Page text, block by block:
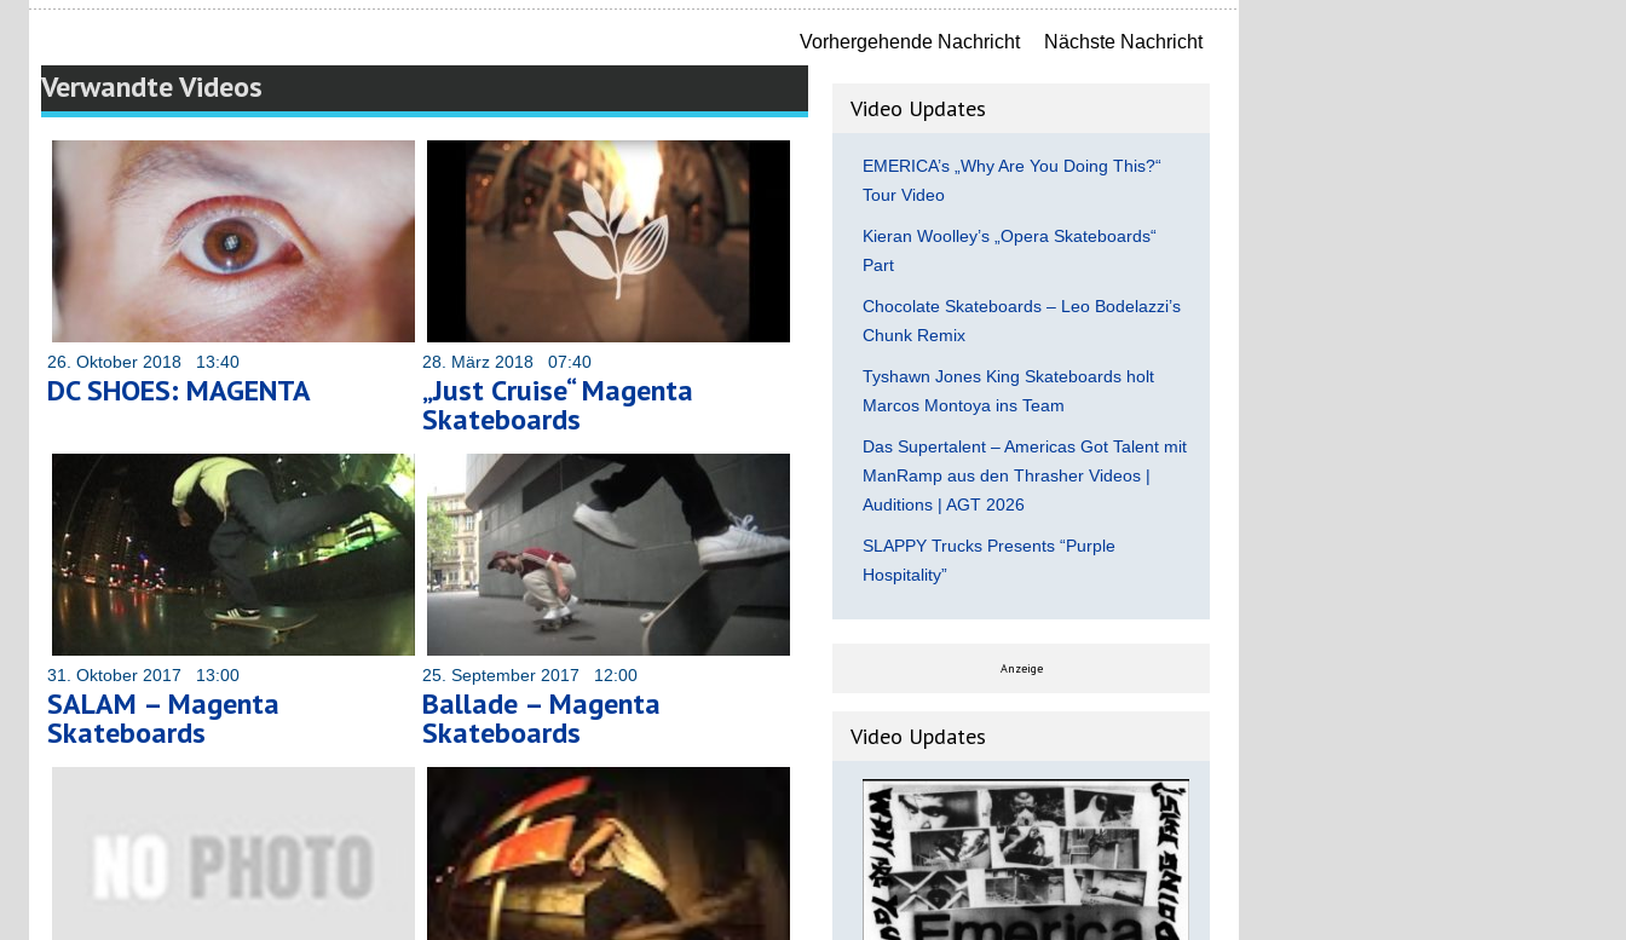
Vorhergehende Nachricht Nächste Nachricht
Verwandte Videos
26. Oktober 2018 13:40
DC SHOES: MAGENTA
28. März 2018 07:40
„Just Cruise“ Magenta
Skateboards
31. Oktober 2017 13:00
SALAM – Magenta
Skateboards
25. September 2017 12:00
Ballade – Magenta
Skateboards
Video Updates
EMERICA’s „Why Are You Doing This?“
Tour Video
Kieran Woolley’s „Opera Skateboards“
Part
Chocolate Skateboards – Leo Bodelazzi’s
Chunk Remix
Tyshawn Jones King Skateboards holt
Marcos Montoya ins Team
Das Supertalent – Americas Got Talent mit
ManRamp aus den Thrasher Videos |
Auditions | AGT 2026
SLAPPY Trucks Presents “Purple
Hospitality”
Anzeige
Video Updates